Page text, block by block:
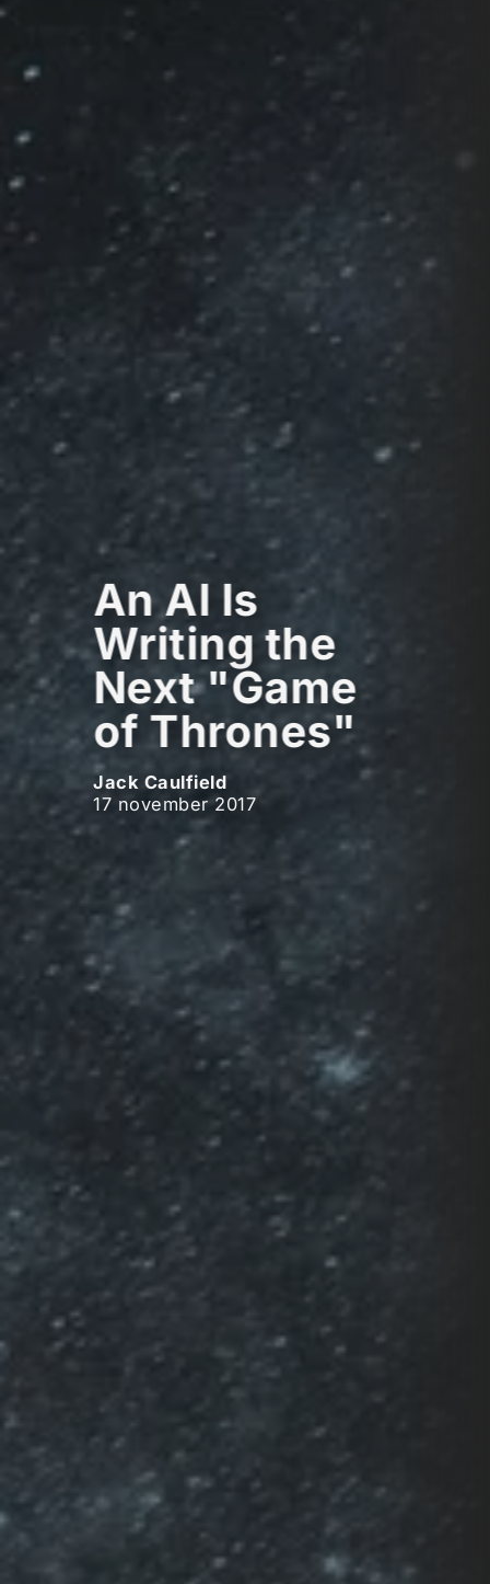
An AI Is
Writing the
Next "Game
of Thrones"
Jack Caulfield
17 november 2017